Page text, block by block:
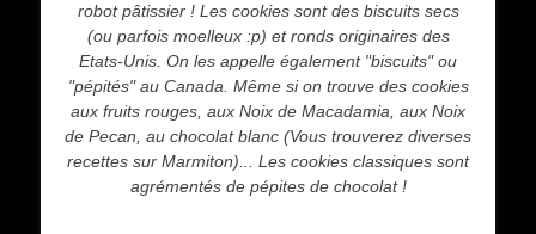
robot pâtissier ! Les cookies sont des biscuits secs
(ou parfois moelleux :p) et ronds originaires des
Etats-Unis. On les appelle également "biscuits" ou
"pépités" au Canada. Même si on trouve des cookies
aux fruits rouges, aux Noix de Macadamia, aux Noix
de Pecan, au chocolat blanc (Vous trouverez diverses
recettes sur Marmiton)... Les cookies classiques sont
agrémentés de pépites de chocolat !